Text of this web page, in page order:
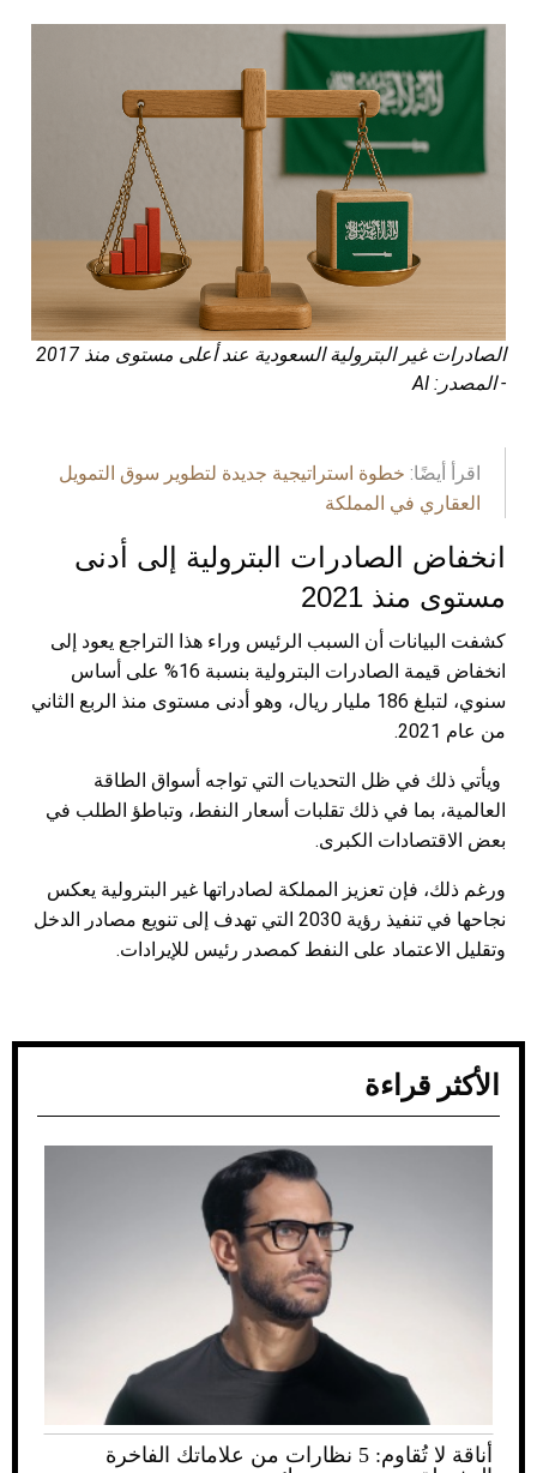
الصادرات غير البترولية السعودية عند أعلى مستوى منذ 2017
- المصدر: AI
اقرأ أيضًا: خطوة استراتيجية جديدة لتطوير سوق التمويل
العقاري في المملكة
انخفاض الصادرات البترولية إلى أدنى
مستوى منذ 2021
كشفت البيانات أن السبب الرئيس وراء هذا التراجع يعود إلى
انخفاض قيمة الصادرات البترولية بنسبة 16% على أساس
سنوي، لتبلغ 186 مليار ريال، وهو أدنى مستوى منذ الربع الثاني
من عام 2021.
ويأتي ذلك في ظل التحديات التي تواجه أسواق الطاقة
العالمية، بما في ذلك تقلبات أسعار النفط، وتباطؤ الطلب في
بعض الاقتصادات الكبرى.
ورغم ذلك، فإن تعزيز المملكة لصادراتها غير البترولية يعكس
نجاحها في تنفيذ رؤية 2030 التي تهدف إلى تنويع مصادر الدخل
وتقليل الاعتماد على النفط كمصدر رئيس للإيرادات.
الأكثر قراءة
أناقة لا تُقاوم: 5 نظارات من علاماتك الفاخرة